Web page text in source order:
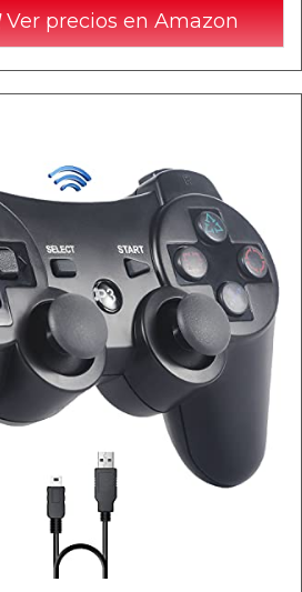
Ver precios en Amazon